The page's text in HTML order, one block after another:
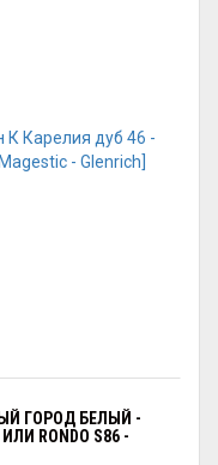
ГОРОД БЕЛЫЙ -
RONDO S86 -